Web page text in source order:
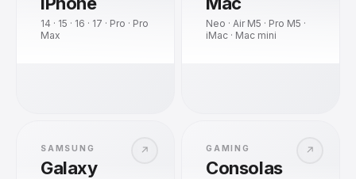
14 · 15 · 16 · 17 · Pro · Pro
Max
Neo · Air M5 · Pro M5 ·
iMac · Mac mini
↗
SAMSUNG
Galaxy
↗
GAMING
Consolas